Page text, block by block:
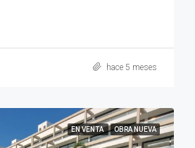
hace 5 meses
EN VENTA OBRA NUEVA